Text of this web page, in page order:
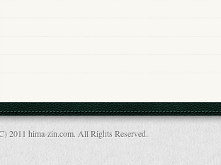
2011 hima-zin.com. All Rights Reserved.